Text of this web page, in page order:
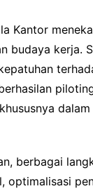
Kantor
budaya kerja.
berbagai
optimalisasi